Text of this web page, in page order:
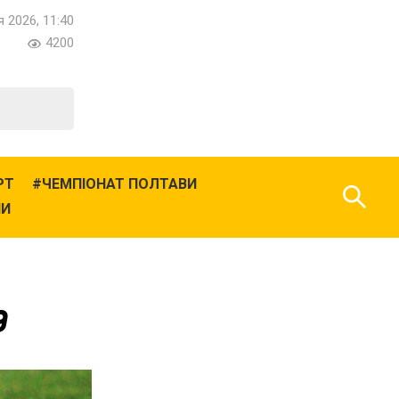
2026, 11:40
4200
ЧЕМПІОНАТ ПОЛТАВИ